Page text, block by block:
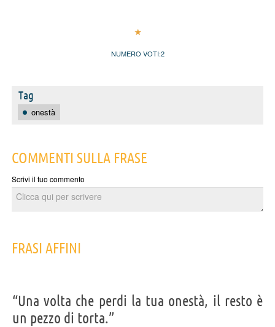
NUMERO VOTI:2
Tag
onestà
COMMENTI SULLA FRASE
Scrivi il tuo commento
FRASI AFFINI
“Una volta che perdi la tua onestà, il resto è
un pezzo di torta.”